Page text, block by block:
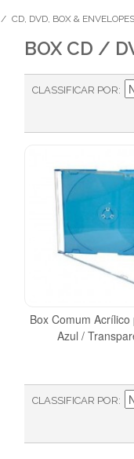
/ CD, DVD, BOX & ENVELOPES
BOX CD /
CLASSIFICAR POR
Box Comum Acrílico
Azul /
CLASSIFICAR POR